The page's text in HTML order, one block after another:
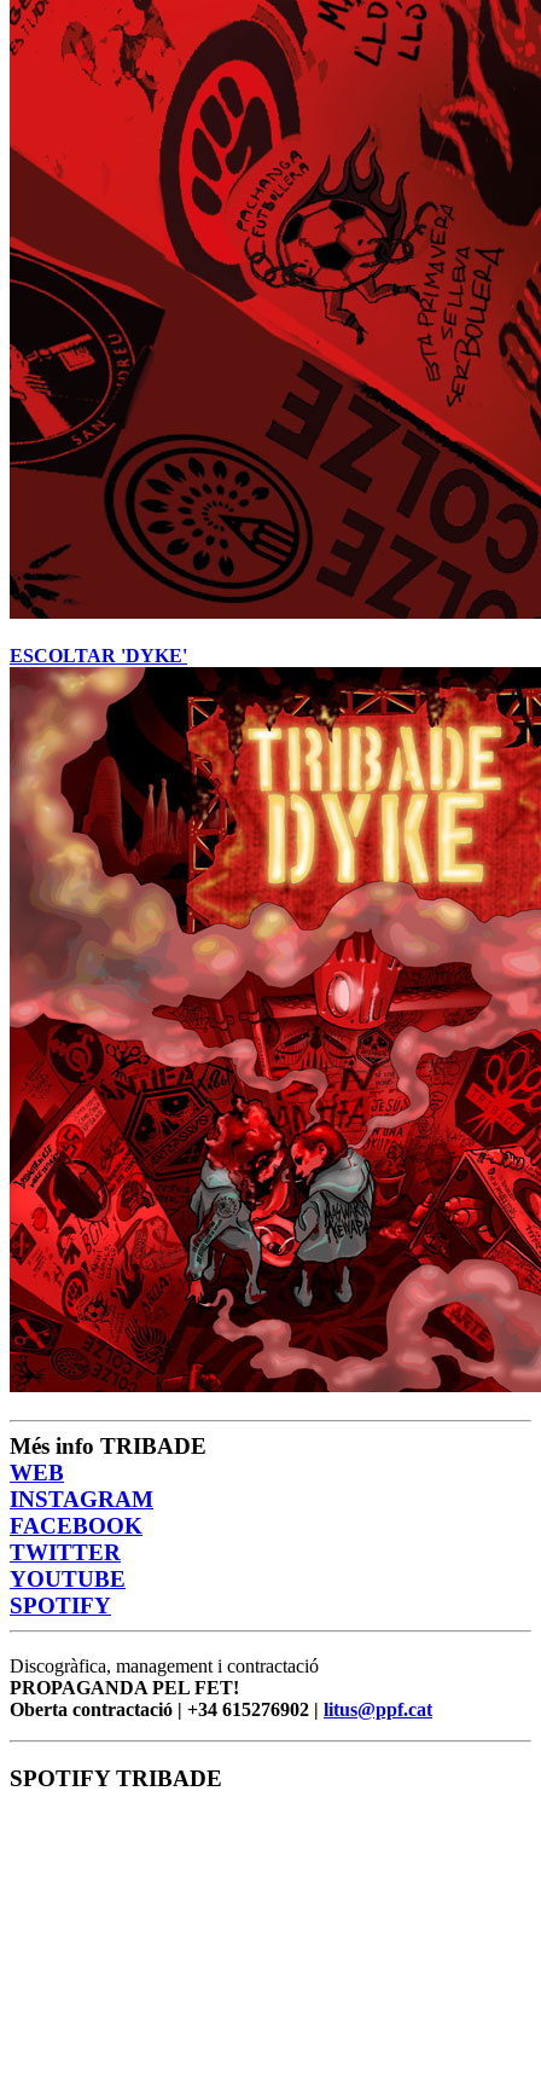
ESCOLTAR 'DYKE'
Més info TRIBADE
WEB
INSTAGRAM
FACEBOOK
TWITTER
YOUTUBE
SPOTIFY
Discogràfica, management i contractació
PROPAGANDA PEL FET!
Oberta contractació | +34 615276902 | litus@ppf.cat
SPOTIFY TRIBADE